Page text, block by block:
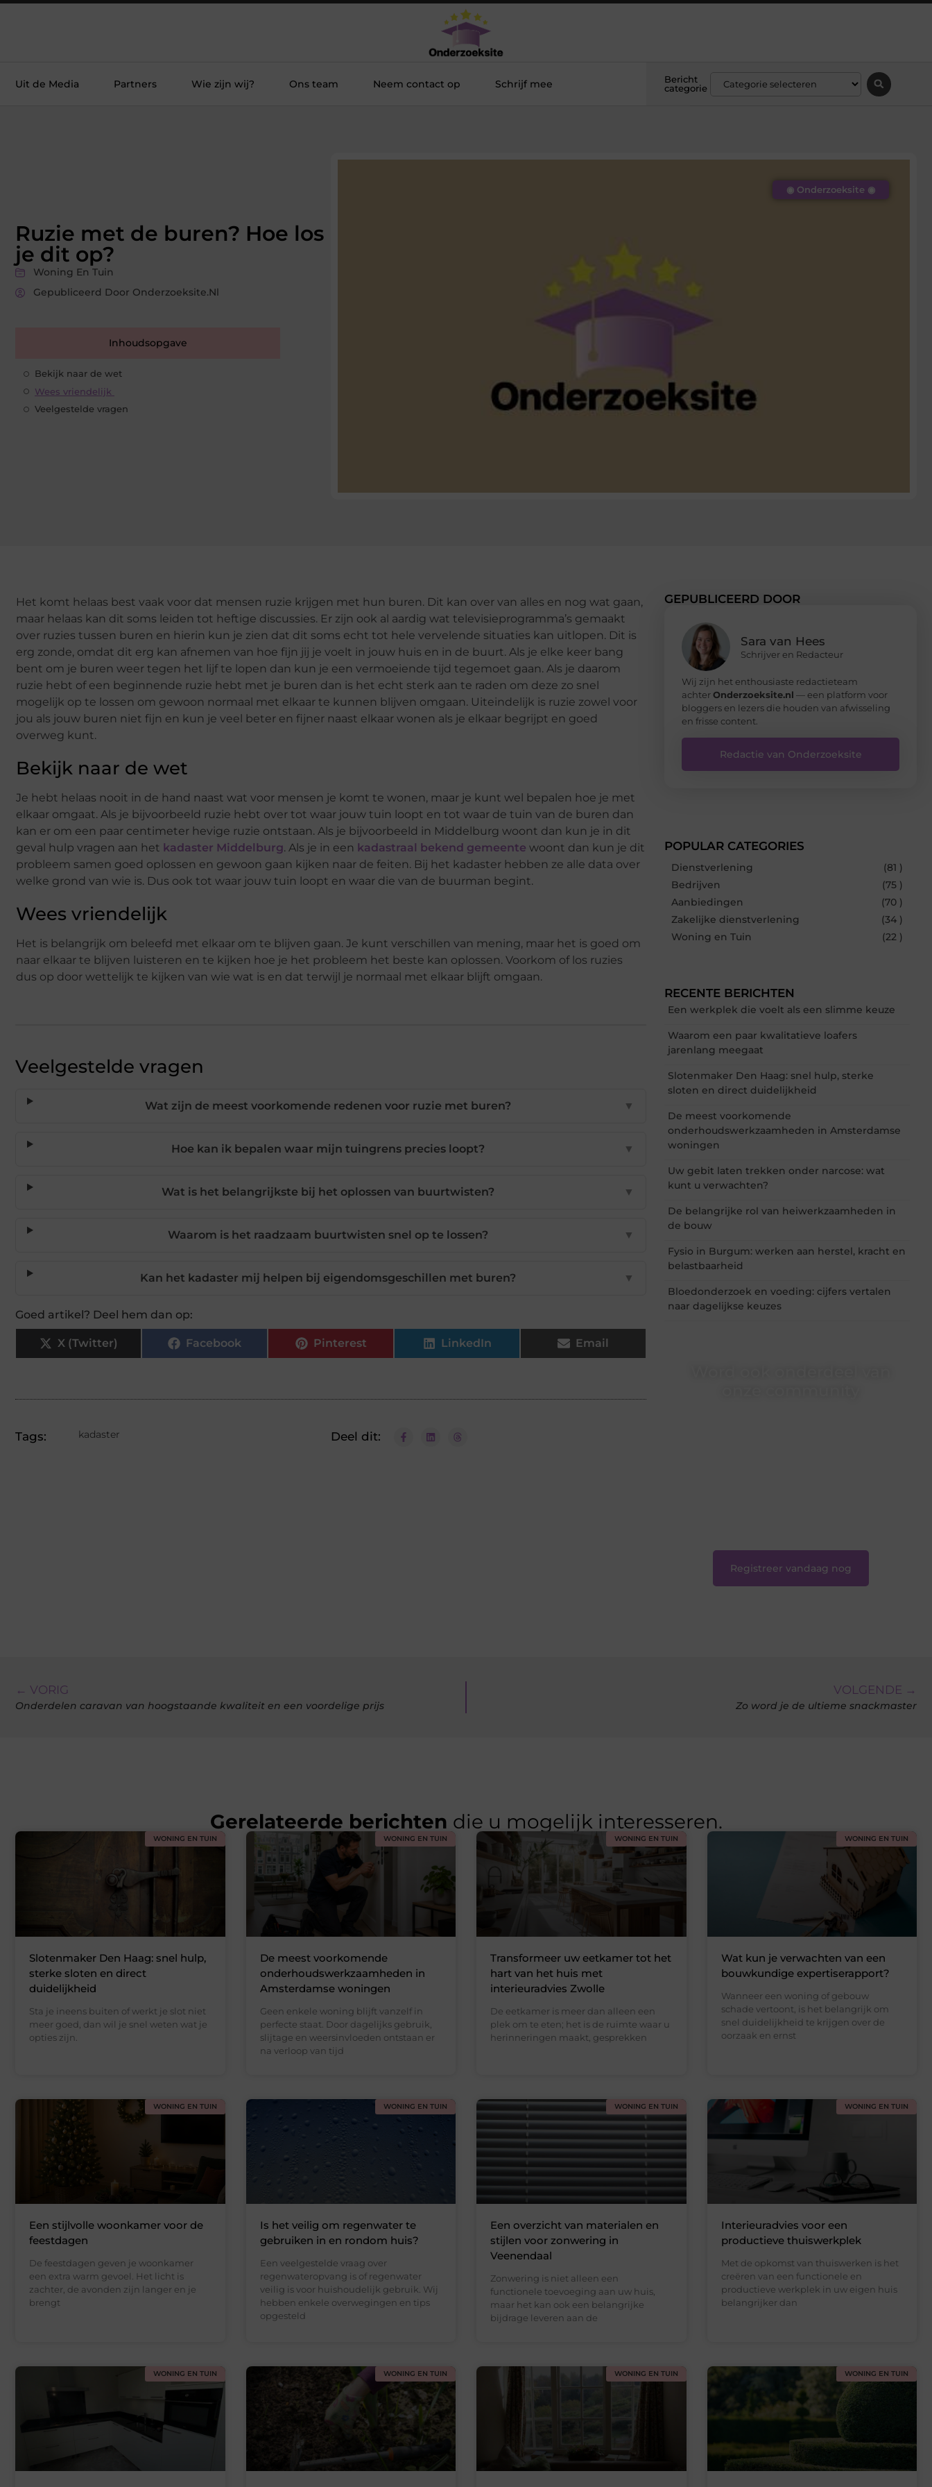
Uit de Media Partners Wie zijn wij? Ons team Neem contact op Schrijf mee
Bericht
categorie
Ruzie met de buren? Hoe los
je dit op?
Woning En Tuin
Gepubliceerd Door Onderzoeksite.nl
Inhoudsopgave
Bekijk naar de wet
Wees vriendelijk
Veelgestelde vragen
◉ Onderzoeksite ◉
Het komt helaas best vaak voor dat mensen ruzie krijgen met hun buren. Dit kan over van alles en nog wat gaan,
maar helaas kan dit soms leiden tot heftige discussies. Er zijn ook al aardig wat televisieprogramma’s gemaakt
over ruzies tussen buren en hierin kun je zien dat dit soms echt tot hele vervelende situaties kan uitlopen. Dit is
erg zonde, omdat dit erg kan afnemen van hoe fijn jij je voelt in jouw huis en in de buurt. Als je elke keer bang
bent om je buren weer tegen het lijf te lopen dan kun je een vermoeiende tijd tegemoet gaan. Als je daarom
ruzie hebt of een beginnende ruzie hebt met je buren dan is het echt sterk aan te raden om deze zo snel
mogelijk op te lossen om gewoon normaal met elkaar te kunnen blijven omgaan. Uiteindelijk is ruzie zowel voor
jou als jouw buren niet fijn en kun je veel beter en fijner naast elkaar wonen als je elkaar begrijpt en goed
overweg kunt.
Bekijk naar de wet
Je hebt helaas nooit in de hand naast wat voor mensen je komt te wonen, maar je kunt wel bepalen hoe je met
elkaar omgaat. Als je bijvoorbeeld ruzie hebt over tot waar jouw tuin loopt en tot waar de tuin van de buren dan
kan er om een paar centimeter hevige ruzie ontstaan. Als je bijvoorbeeld in Middelburg woont dan kun je in dit
geval hulp vragen aan het kadaster Middelburg. Als je in een kadastraal bekend gemeente woont dan kun je dit
probleem samen goed oplossen en gewoon gaan kijken naar de feiten. Bij het kadaster hebben ze alle data over
welke grond van wie is. Dus ook tot waar jouw tuin loopt en waar die van de buurman begint.
Wees vriendelijk
Het is belangrijk om beleefd met elkaar om te blijven gaan. Je kunt verschillen van mening, maar het is goed om
naar elkaar te blijven luisteren en te kijken hoe je het probleem het beste kan oplossen. Voorkom of los ruzies
dus op door wettelijk te kijken van wie wat is en dat terwijl je normaal met elkaar blijft omgaan.
Veelgestelde vragen
Wat zijn de meest voorkomende redenen voor ruzie met buren? ▼
Hoe kan ik bepalen waar mijn tuingrens precies loopt? ▼
Wat is het belangrijkste bij het oplossen van buurtwisten? ▼
Waarom is het raadzaam buurtwisten snel op te lossen? ▼
Kan het kadaster mij helpen bij eigendomsgeschillen met buren? ▼
Goed artikel? Deel hem dan op:
X (Twitter) Facebook Pinterest LinkedIn Email
Tags: kadaster Deel dit:
GEPUBLICEERD DOOR
Sara van Hees
Schrijver en Redacteur
Wij zijn het enthousiaste redactieteam
achterOnderzoeksite.nl — een platform voor
bloggers en lezers die houden van afwisseling
en frisse content.
Redactie van Onderzoeksite
POPULAR CATEGORIES
Dienstverlening
(81 )
Bedrijven
(75 )
Aanbiedingen
(70 )
Zakelijke dienstverlening
(34 )
Woning en Tuin
(22 )
RECENTE BERICHTEN
Een werkplek die voelt als een slimme keuze
Waarom een paar kwalitatieve loafers
jarenlang meegaat
Slotenmaker Den Haag: snel hulp, sterke
sloten en direct duidelijkheid
De meest voorkomende
onderhoudswerkzaamheden in Amsterdamse
woningen
Uw gebit laten trekken onder narcose: wat
kunt u verwachten?
De belangrijke rol van heiwerkzaamheden in
de bouw
Fysio in Burgum: werken aan herstel, kracht en
belastbaarheid
Bloedonderzoek en voeding: cijfers vertalen
naar dagelijkse keuzes
Registreer vandaag nog
← VORIG
Onderdelen caravan van hoogstaande kwaliteit en een voordelige prijs
VOLGENDE →
Zo word je de ultieme snackmaster
Gerelateerde berichten die u mogelijk interesseren.
WONING EN TUIN
Slotenmaker Den Haag: snel hulp,
sterke sloten en direct
duidelijkheid
Sta je ineens buiten of werkt je slot niet
meer goed, dan wil je snel weten wat je
opties zijn.
WONING EN TUIN
De meest voorkomende
onderhoudswerkzaamheden in
Amsterdamse woningen
Geen enkele woning blijft vanzelf in
perfecte staat. Door dagelijks gebruik,
slijtage en weersinvloeden ontstaan er
na verloop van tijd
WONING EN TUIN
Transformeer uw eetkamer tot het
hart van het huis met
interieuradvies Zwolle
De eetkamer is meer dan alleen een
plek om te eten; het is de ruimte waar u
herinneringen maakt, gesprekken
WONING EN TUIN
Wat kun je verwachten van een
bouwkundige expertiserapport?
Wanneer een woning of gebouw
schade vertoont, is het belangrijk om
snel duidelijkheid te krijgen over de
oorzaak en ernst
WONING EN TUIN
Een stijlvolle woonkamer voor de
feestdagen
De feestdagen geven je woonkamer
een extra warm gevoel. Het licht is
zachter, de avonden zijn langer en je
brengt
WONING EN TUIN
Is het veilig om regenwater te
gebruiken in en rondom huis?
Een veelgestelde vraag over
regenwateropvang is of regenwater
veilig is voor huishoudelijk gebruik. Wij
hebben enkele overwegingen en tips
opgesteld
WONING EN TUIN
Een overzicht van materialen en
stijlen voor zonwering in
Veenendaal
Zonwering is niet alleen een
functionele toevoeging aan uw huis,
maar het kan ook een belangrijke
bijdrage leveren aan de
WONING EN TUIN
Interieuradvies voor een
productieve thuiswerkplek
Met de opkomst van thuiswerken is het
creëren van een functionele en
productieve werkplek in uw eigen huis
belangrijker dan
WONING EN TUIN WONING EN TUIN WONING EN TUIN WONING EN TUIN